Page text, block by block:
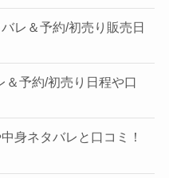
レ＆予約/初売り販売日
＆予約/初売り日程や口
身ネタバレと口コミ！